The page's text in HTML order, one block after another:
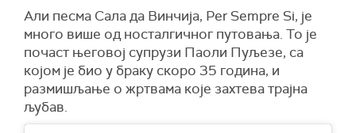
Али песма Сала да Винчија, Per Sempre Si, је
много више од носталгичног путовања. То је
почаст његовој супрузи Паоли Пуљезе, са
којом је био у браку скоро 35 година, и
размишљање о жртвама које захтева трајна
љубав.